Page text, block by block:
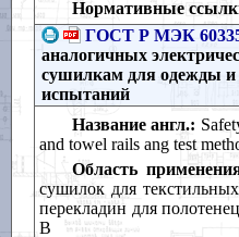
Нормативные
ГОСТ Р МЭК
аналогичных
сушилкам для одежды и
испытаний
Название англ.:
and towel rails ang test
Область
сушилок для
перекладин для
В